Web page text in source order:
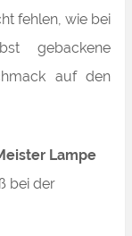
fehlen, wie bei
gebackene
auf den
Lampe
bei der